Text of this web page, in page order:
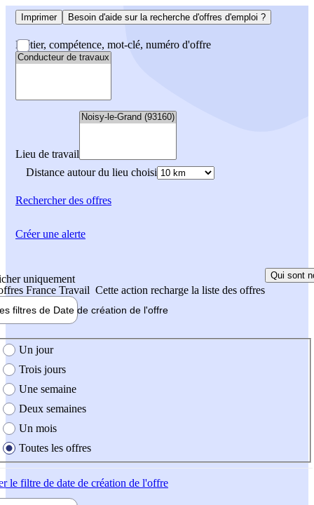
Imprimer Besoin d'aide sur la recherche d'offres d'emploi ?
Métier, compétence, mot-clé, numéro d'offre
Lieu de travail
Distance autour du lieu choisi
Rechercherdes offres
uniquement
France Travail Cette action recharge la liste des offres
Qui sont
filtres de Date de création de l'offre
création de l'offre
Un jour
Trois jours
Une semaine
Deux semaines
Un mois
Toutes les offres
le filtre de date de création de l'offre
Créer une alerte